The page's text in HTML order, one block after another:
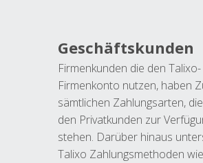
Geschäftskunden
Firmenkunden die den Talixo-
Firmenkonto nutzen, haben
sämtlichen Zahlungsarten,
den Privatkunden zur
stehen. Darüber hinaus
Talixo Zahlungsmethoden